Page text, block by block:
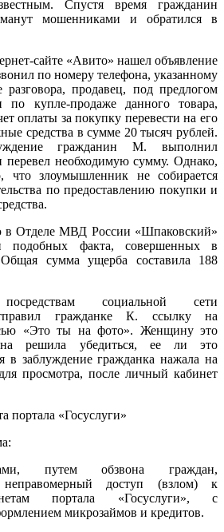
Спустя время гражданин
мошенниками и обратился в
сайте «Авито» нашел объявление
по номеру телефона, указанному
продавец, под предлогом
по купле-продаже данного товара,
оплаты за покупку перевести на его
средства в сумме 20 тысяч рублей.
гражданин М. выполнил
перевел необходимую сумму. Однако,
что злоумышленник не собирается
по предоставлению покупки и
Отделе МВД России «Шпаковский»
подобных факта, совершенных в
сумма ущерба составила 188
социальной сети
гражданке К. ссылку на
«Это ты на фото». Женщину это
решила убедиться, ее ли это
в заблуждение гражданка нажала на
просмотра, после личный кабинет
портала «Госуслуги»
путем обзвона граждан,
неправомерный доступ (взлом) к
портала «Госуслуги», с
микрозаймов и кредитов.